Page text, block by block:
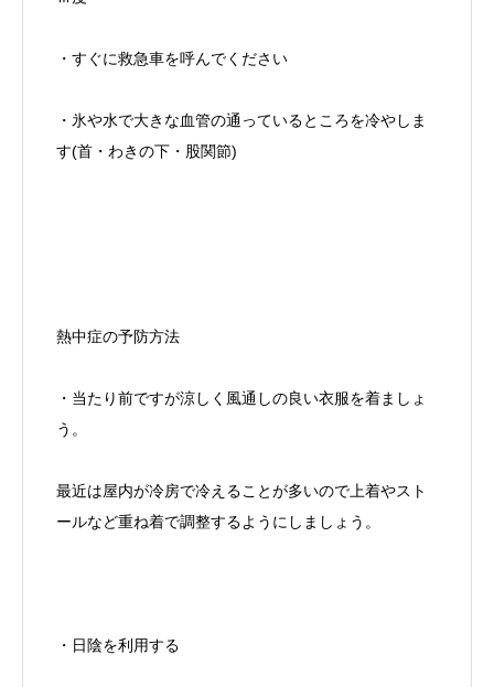
・すぐに救急車を呼んでください
・氷や水で大きな血管の通っているところを冷やしま
す(首・わきの下・股関節)
熱中症の予防方法
・当たり前ですが涼しく風通しの良い衣服を着ましょ
う。
最近は屋内が冷房で冷えることが多いので上着やスト
ールなど重ね着で調整するようにしましょう。
・日陰を利用する